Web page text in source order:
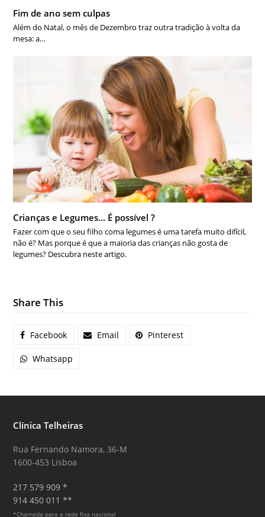
Fim de ano sem culpas
Além do Natal, o mês de Dezembro traz outra tradição à volta da
mesa: a…
Crianças e Legumes… É possível ?
Fazer com que o seu filho coma legumes é uma tarefa muito difícil,
não é? Mas porque é que a maioria das crianças não gosta de
legumes? Descubra neste artigo.
Share This
Facebook Email Pinterest
Whatsapp
Clínica Telheiras
Rua Fernando Namora, 36-M
1600-453 Lisboa
217 579 909 *
914 450 011 **
*Chamada para a rede fixa nacional